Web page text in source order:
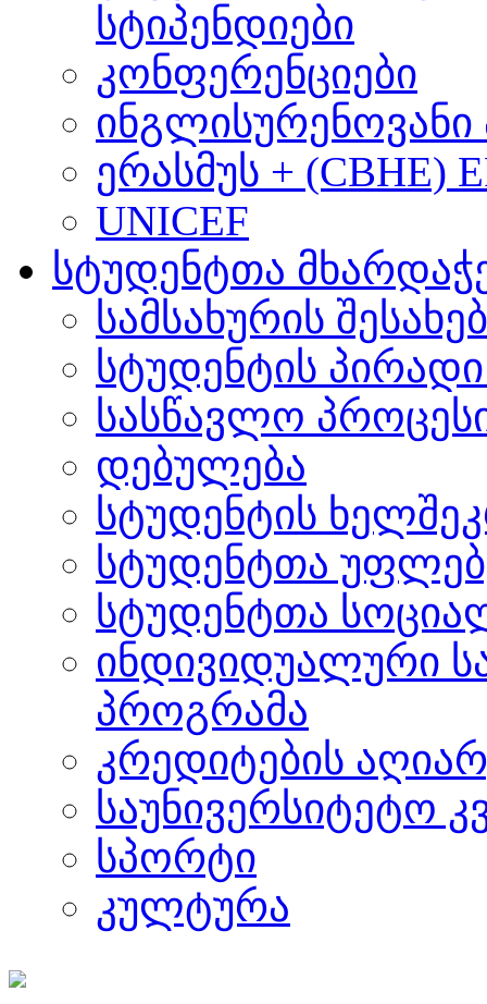
სტიპენდიები
კონფერენციები
ერასმუს + (CBHE)
UNICEF
სტუდენტთა
სამსახურის შესახებ
სტუდენტის
სასწავლო
დებულება
სტუდენტის
სტუდენტთა
სტუდენტთა
ინდივიდუალური
პროგრამა
კრედიტების
საუნივერსიტეტო
სპორტი
კულტურა